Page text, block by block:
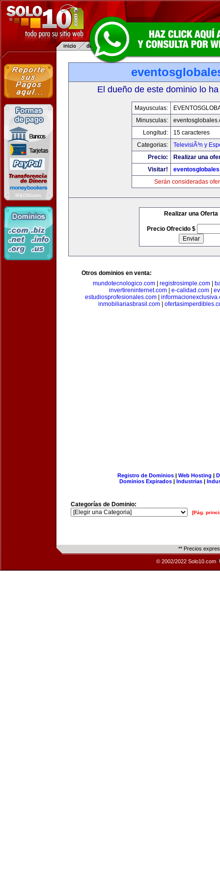
El dueño de este dominio lo
Mayusculas:
Minusculas:
Longitud:
15 caracteres
Categorias:
TelevisiÃ³n y
Precio:
Realizar una
Visitar!
Serán consideradas
Realizar una Oferta
Precio Ofrecido $
Otros dominios en venta:
mundotecnologico.com| registrosimple.com|
invertireninternet.com| e-calidad.com|
estudiosprofesionales.com|
inmobiliariasbrasil.com
Registro de Dominios| Web Hosting |
Dominios Expirados | Industrias |
Categorías de Dominio:
[Pág.
** Precios
© 2002/2022 Solo10.com